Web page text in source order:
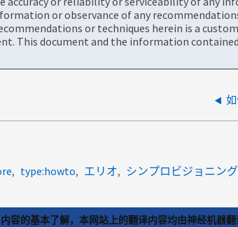
or observance of any
or techniques herein is a
This document and the information
type:howto エリオ シンプロビジョニング
容的基本了解，本网站上的翻译内容均由神经机器